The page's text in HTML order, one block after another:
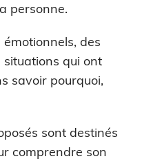
personne.
des
qui ont
savoir pourquoi,
sont destinés
comprendre son